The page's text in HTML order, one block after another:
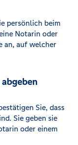
persönlich beim
Notarin oder
an, auf welcher
Sie, dass
Sie geben sie
oder einem